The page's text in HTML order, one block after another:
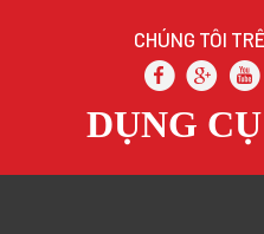
CHÚNG TÔI
DỤNG